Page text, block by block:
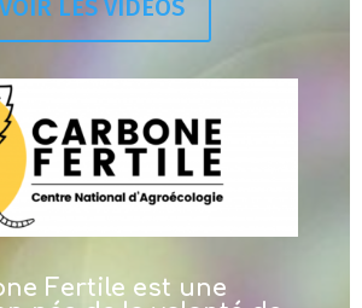
VOIR LES VIDEOS
Fertile est une